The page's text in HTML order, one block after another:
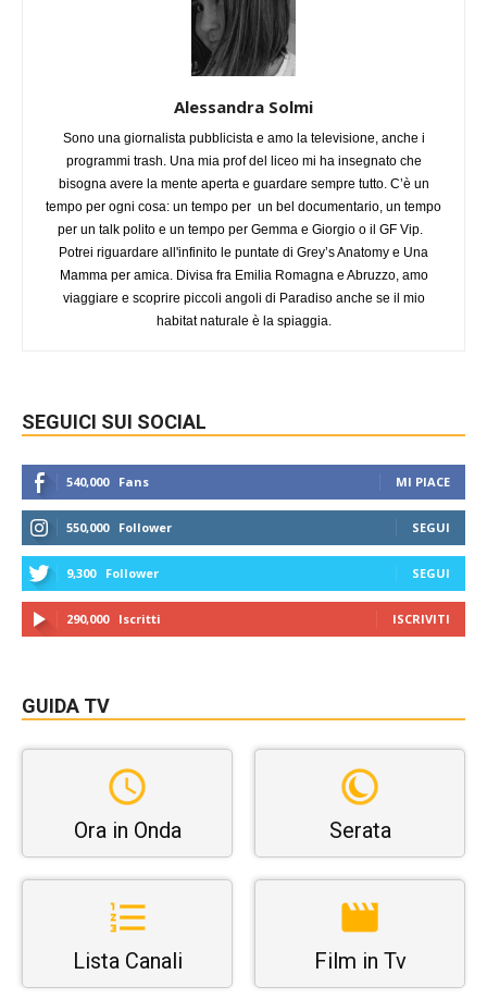
Alessandra Solmi
Sono una giornalista pubblicista e amo la televisione, anche i
programmi trash. Una mia prof del liceo mi ha insegnato che
bisogna avere la mente aperta e guardare sempre tutto. C’è un
tempo per ogni cosa: un tempo per un bel documentario, un tempo
per un talk polito e un tempo per Gemma e Giorgio o il GF Vip.
Potrei riguardare all'infinito le puntate di Grey’s Anatomy e Una
Mamma per amica. Divisa fra Emilia Romagna e Abruzzo, amo
viaggiare e scoprire piccoli angoli di Paradiso anche se il mio
habitat naturale è la spiaggia.
SEGUICI SUI SOCIAL
540,000 Fans MI PIACE
550,000 Follower SEGUI
9,300 Follower SEGUI
290,000 Iscritti ISCRIVITI
GUIDA TV
Ora in Onda Serata
Lista Canali Film in Tv